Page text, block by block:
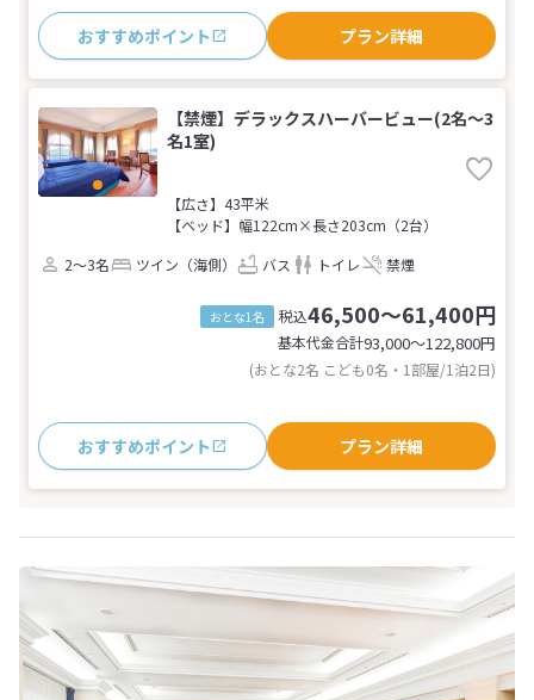
おすすめポイント プラン詳細
【禁煙】デラックスハーバービュー(2名～3
名1室)
【広さ】43平米
【ベッド】幅122cm×長さ203cm（2台）
2～3名
ツイン（海側） バス トイレ 禁煙
おとな1名 税込46,500～61,400円
基本代金合計93,000〜122,800円
(おとな2名 こども0名・1部屋/1泊2日)
おすすめポイント プラン詳細